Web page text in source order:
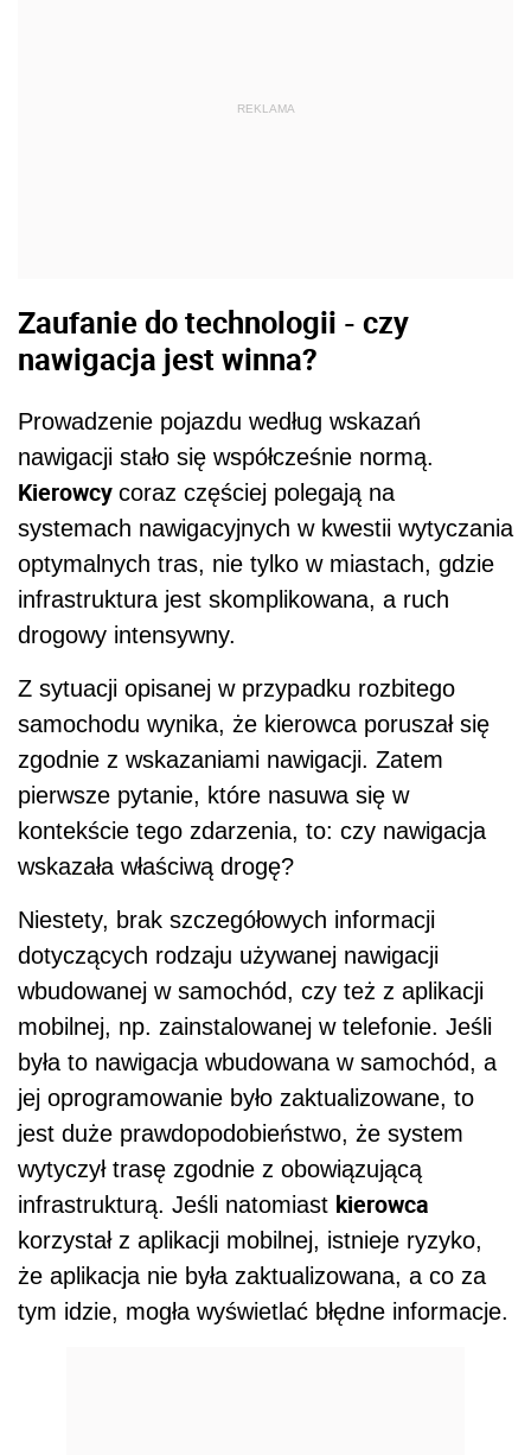
REKLAMA
Zaufanie do technologii - czy
nawigacja jest winna?
Prowadzenie pojazdu według wskazań
nawigacji stało się współcześnie normą.
Kierowcy coraz częściej polegają na
systemach nawigacyjnych w kwestii wytyczania
optymalnych tras, nie tylko w miastach, gdzie
infrastruktura jest skomplikowana, a ruch
drogowy intensywny.
Z sytuacji opisanej w przypadku rozbitego
samochodu wynika, że kierowca poruszał się
zgodnie z wskazaniami nawigacji. Zatem
pierwsze pytanie, które nasuwa się w
kontekście tego zdarzenia, to: czy nawigacja
wskazała właściwą drogę?
Niestety, brak szczegółowych informacji
dotyczących rodzaju używanej nawigacji
wbudowanej w samochód, czy też z aplikacji
mobilnej, np. zainstalowanej w telefonie. Jeśli
była to nawigacja wbudowana w samochód, a
jej oprogramowanie było zaktualizowane, to
jest duże prawdopodobieństwo, że system
wytyczył trasę zgodnie z obowiązującą
infrastrukturą. Jeśli natomiast kierowca
korzystał z aplikacji mobilnej, istnieje ryzyko,
że aplikacja nie była zaktualizowana, a co za
tym idzie, mogła wyświetlać błędne informacje.